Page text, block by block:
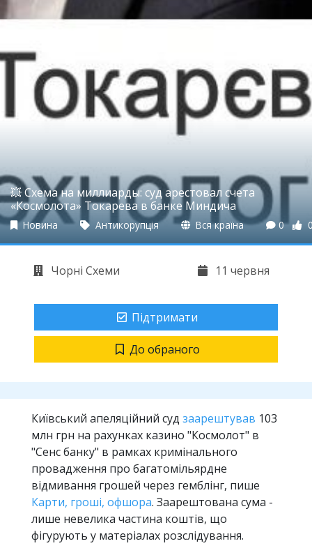
💥 Схема на миллиарды: суд арестовал счета
«Космолота» Токарева в банке Миндича
Новина Антикорупція Вся країна 0
Чорні Схеми 11 червня
Підтримати
До обраного
Київський апеляційний суд заарештував 103
млн грн на рахунках казино "Космолот" в
"Сенс банку" в рамках кримінального
провадження про багатомільярдне
відмивання грошей через гемблінг, пише
Карти, гроші, офшора. Заарештована сума -
лише невелика частина коштів, що
фігурують у матеріалах розслідування.